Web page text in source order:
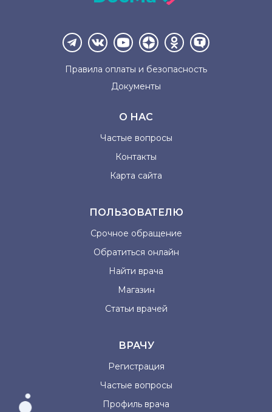
Правила оплаты и безопасность
Документы
О НАС
Частые вопросы
Контакты
Карта сайта
ПОЛЬЗОВАТЕЛЮ
Срочное обращение
Обратиться онлайн
Найти врача
Магазин
Статьи врачей
ВРАЧУ
Регистрация
Частые вопросы
Профиль врача